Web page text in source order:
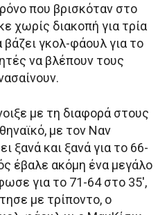
που βρισκόταν στο
χωρίς διακοπή για τρία
γκολ-φάουλ για το
να βλέπουν τους
με τη διαφορά στους
με τον Ναν
ξανά και ξανά για το 66-
έβαλε ακόμη ένα μεγάλο
για το 71-64 στο 35′,
με τρίποντο, ο